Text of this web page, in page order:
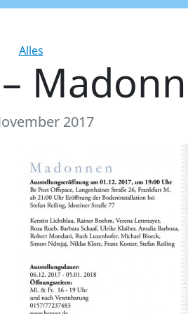
Categories
Alles
2017